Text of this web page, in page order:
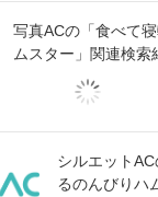
写真ACの「食べて
ムスター」関連検索
シルエット
るのんびりハ